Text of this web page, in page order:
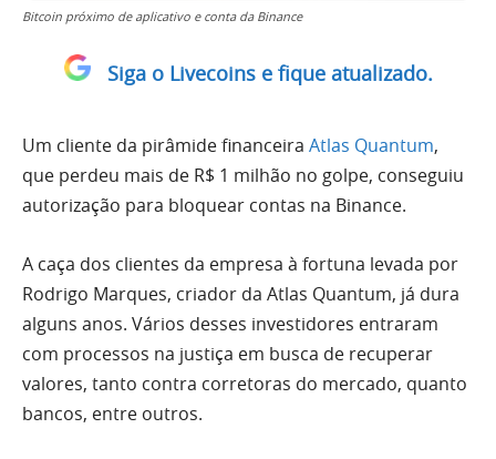
Bitcoin próximo de aplicativo e conta da Binance
Siga o Livecoins e fique atualizado.
Um cliente da pirâmide financeira Atlas Quantum,
que perdeu mais de R$ 1 milhão no golpe, conseguiu
autorização para bloquear contas na Binance.
A caça dos clientes da empresa à fortuna levada por
Rodrigo Marques, criador da Atlas Quantum, já dura
alguns anos. Vários desses investidores entraram
com processos na justiça em busca de recuperar
valores, tanto contra corretoras do mercado, quanto
bancos, entre outros.